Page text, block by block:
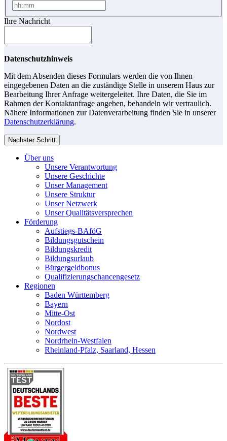
Ihre Nachricht
Datenschutzhinweis
Mit dem Absenden dieses Formulars werden die von Ihnen
eingegebenen Daten an die zuständige Stelle in unserem Haus zur
Bearbeitung Ihrer Anfrage weitergeleitet. Ihre Daten, die Sie im
Rahmen der Kontaktanfrage angeben, behandeln wir vertraulich.
Nähere Informationen zur Datenverarbeitung finden Sie in unserer
Datenschutzerklärung.
Nächster Schritt
Über uns
Unsere Verantwortung
Unsere Geschichte
Unser Management
Unsere Struktur
Unser Netzwerk
Unser Qualitätsversprechen
Förderung
Aufstiegs-BAföG
Bildungsgutschein
Bildungskredit
Bildungsurlaub
Bürgergeldbonus
Qualifizierungschancengesetz
Regionen
Baden Württemberg
Bayern
Mitte-Ost
Nordost
Nordwest
Nordrhein-Westfalen
Rheinland-Pfalz, Saarland, Hessen